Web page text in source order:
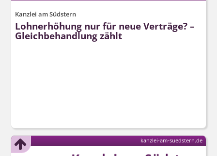
Kanzlei am Südstern
Lohnerhöhung nur für neue Verträge? –
Gleichbehandlung zählt
kanzlei-am-suedstern.de